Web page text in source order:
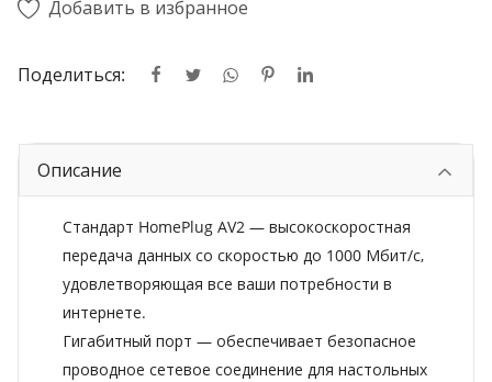
Добавить в избранное
Поделиться:
Описание
Стандарт HomePlug AV2 — высокоскоростная
передача данных со скоростью до 1000 Мбит/с,
удовлетворяющая все ваши потребности в
интернете.
Гигабитный порт — обеспечивает безопасное
проводное сетевое соединение для настольных